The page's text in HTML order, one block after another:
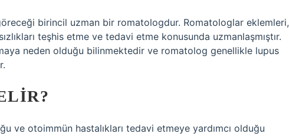
birincil uzman bir romatologdur. Romatologlar eklemleri,
teşhis etme ve tedavi etme konusunda uzmanlaşmıştır.
neden olduğu bilinmektedir ve romatolog genellikle lupus
ve otoimmün hastalıkları tedavi etmeye yardımcı olduğu